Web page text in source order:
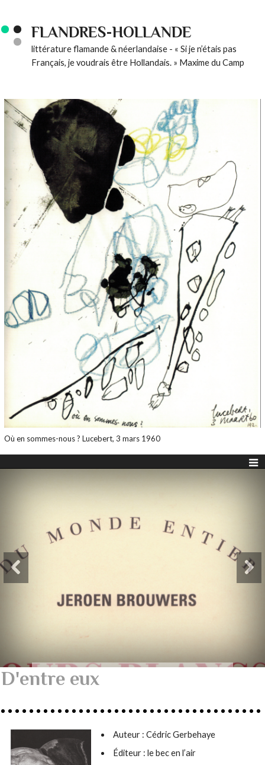
FLANDRES-HOLLANDE
littérature flamande & néerlandaise - « Si je n’étais pas
Français, je voudrais être Hollandais. » Maxime du Camp
Où en sommes-nous ? Lucebert, 3 mars 1960
D'entre eux
Auteur :Cédric Gerbehaye
Éditeur : le bec en l’air